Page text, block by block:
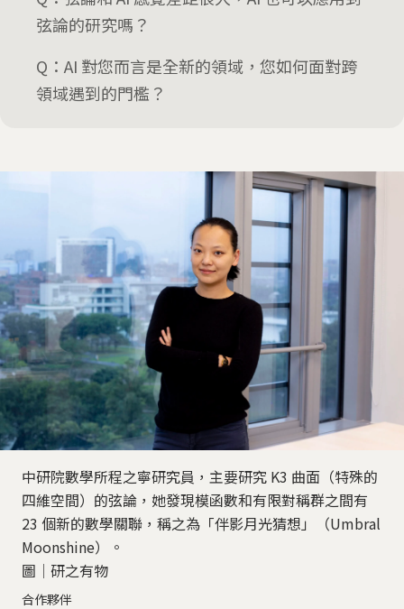
弦論的研究嗎？
Q：AI 對您而言是全新的領域，您如何面對跨
領域遇到的門檻？
中研院數學所程之寧研究員，主要研究 K3 曲面（特殊的
四維空間）的弦論，她發現模函數和有限對稱群之間有
23 個新的數學關聯，稱之為「伴影月光猜想」（Umbral
Moonshine）。
圖│研之有物
合作夥伴